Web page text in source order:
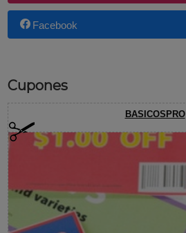
Facebook
Cupones
BASICOSPRO